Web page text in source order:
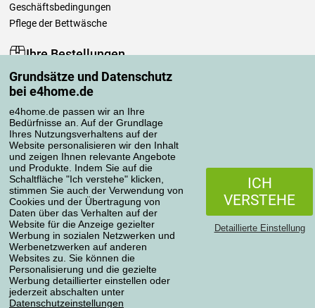
Grundsätze und Datenschutz
bei e4home.de
e4home.de passen wir an Ihre
Bedürfnisse an. Auf der Grundlage
Ihres Nutzungsverhaltens auf der
Website personalisieren wir den Inhalt
und zeigen Ihnen relevante Angebote
und Produkte. Indem Sie auf die
Schaltfläche "Ich verstehe" klicken,
stimmen Sie auch der Verwendung von
Cookies und der Übertragung von
Daten über das Verhalten auf der
Website für die Anzeige gezielter
Werbung in sozialen Netzwerken und
Werbenetzwerken auf anderen
Websites zu. Sie können die
Personalisierung und die gezielte
Werbung detaillierter einstellen oder
jederzeit abschalten unter
Datenschutzeinstellungen
ICH
VERSTEHE
Detaillierte Einstellung
Geschäftsbedingungen
Pflege der Bettwäsche
Ihre Bestellungen
Mein Konto
Bestellübersicht
Reklamationen
Widerrufsbelehrung
Einfach mehr wissen
Richtlinien zur Verarbeitung von Bewertungen
Transportarten
Zahlungsmethoden
Zuverlässiger Shop